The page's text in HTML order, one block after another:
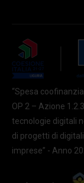
“Spesa
OP 2 – Azione
tecnologie digitali
di progetti di
imprese” - Anno